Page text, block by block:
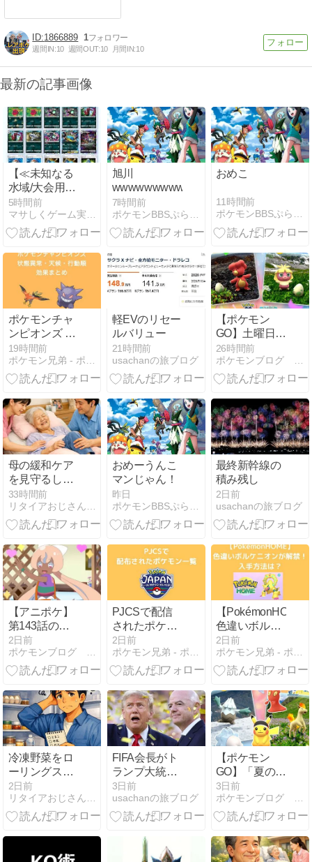
1866889 1
週間IN:10 週間OUT:10 月間IN:10
最新の記事画像
【≪未知なる
水域/大会用デ
ッキ≫ ポケポ
ケ攻略『タギ
ングル/ペンド
ングex』紹
(2025/09/29
[vol.13])
5時間前
旭川
wwwwwwwwwwww
7時間前
おめこ
11時間前
ポケモンBBSぷらす - ポケモン雑談掲示板ブログ
ポケモンチャ
ンピオンズ 状
態異常・天
候・行動順の
効果まとめ
19時間前
軽EVのリセー
ルバリュー
21時間前
usachanの旅ブログ
【ポケモン
GO】土曜日は
「炎と氷ふか
の日」が開催
されます！
26時間前
母の緩和ケア
を見守るしか
なさそう
33時間前
リタイアおじさんのシニアライフ
おめーうんこ
マンじゃん！
昨日
ポケモンBBSぷらす - ポケモン雑談掲示板ブログ
最終新幹線の
積み残し
2日前
usachanの旅ブログ
【アニポケ】
第143話の感
想。ナヴィが
ライジングボ
ルテッカーズ
2日前
ポケモンブログ ヨットい亭
PJCSで配信
されたポケモ
ンまとめ
2日前
ポケモン兄弟 - ポケブロス
【PokémonHOME
色違いボルケ
ニオンが解
禁！入手方法
は？
2日前
ポケモン兄弟 - ポケブロス
冷凍野菜をロ
ーリングスト
ック
2日前
リタイアおじさんのシニアライフ
FIFA会長がト
ランプ大統領
に支援要請？
3日前
usachanの旅ブログ
【ポケモン
GO】「夏の遠
足：凍てつく
残火」イベン
ト開催！
3日前
ポケモンブログ ヨットい亭